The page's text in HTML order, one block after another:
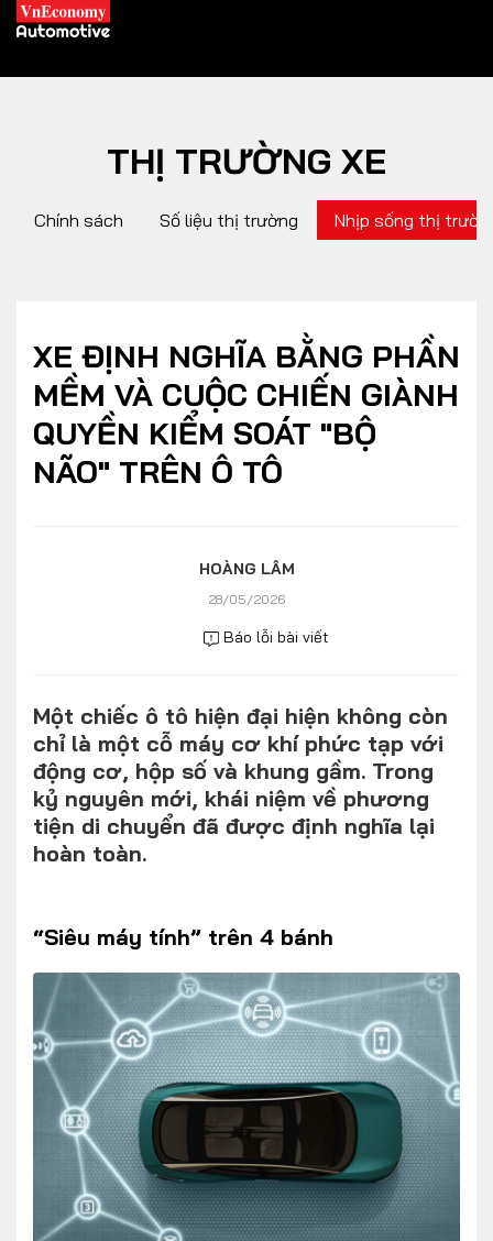
XE XANH
Xe điện
THỊ TRƯỜNG XE
Chính sách
DOANH NGHIỆP
Thương hiệu
Album ảnh
Video
TRA CỨU XE
FOLLOW US
Facebook Youtube
THỊ TRƯỜNG XE
Chính sách Số liệu thị trường Nhịp sống thị
XE ĐỊNH NGHĨA BẰNG PHẦN
MỀM VÀ CUỘC CHIẾN GIÀNH
QUYỀN KIỂM SOÁT "BỘ
NÃO" TRÊN Ô TÔ
HOÀNG LÂM
28/05/2026
Báo lỗi bài viết
Một chiếc ô tô hiện đại hiện không còn
chỉ là một cỗ máy cơ khí phức tạp với
động cơ, hộp số và khung gầm. Trong
kỷ nguyên mới, khái niệm về phương
tiện di chuyển đã được định nghĩa lại
hoàn toàn.
“Siêu máy tính” trên 4 bánh